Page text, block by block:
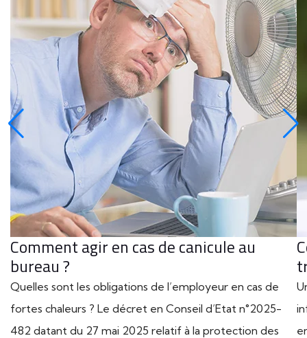
Comment agir en cas de canicule au
bureau ?
Quelles sont les obligations de l’employeur en cas de
fortes chaleurs ? Le décret en Conseil d’Etat n°2025-
482 datant du 27 mai 2025 relatif à la protection des